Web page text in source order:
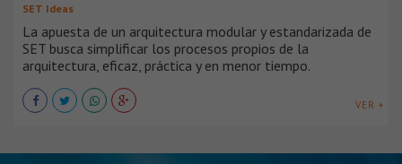
SET Ideas
La apuesta de un arquitectura modular y estandarizada de
SET busca simplificar los procesos propios de la
arquitectura, eficaz, práctica y en menor tiempo.
VER +